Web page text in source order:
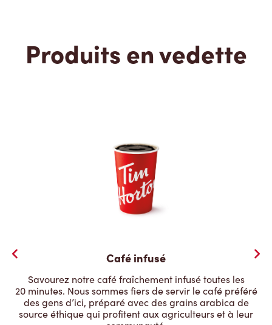
Produits en vedette
Café infusé
Savourez notre café fraîchement infusé toutes les
20 minutes. Nous sommes fiers de servir le café préféré
des gens d’ici, préparé avec des grains arabica de
source éthique qui profitent aux agriculteurs et à leur